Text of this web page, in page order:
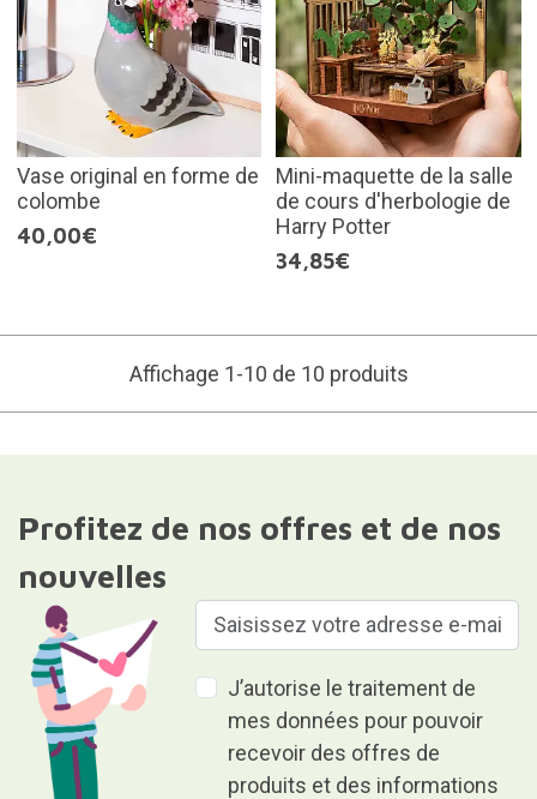
Vase original en forme de
colombe
40,00€
Mini-maquette de la salle
de cours d'herbologie de
Harry Potter
34,85€
Affichage 1-10 de 10 produits
Profitez de nos offres et de nos
nouvelles
J’autorise le traitement de
mes données pour pouvoir
recevoir des offres de
produits et des informations